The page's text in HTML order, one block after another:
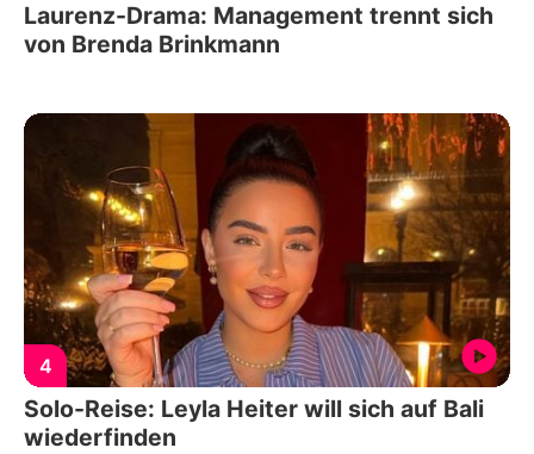
Laurenz-Drama: Management trennt sich
von Brenda Brinkmann
4
Solo-Reise: Leyla Heiter will sich auf Bali
wiederfinden